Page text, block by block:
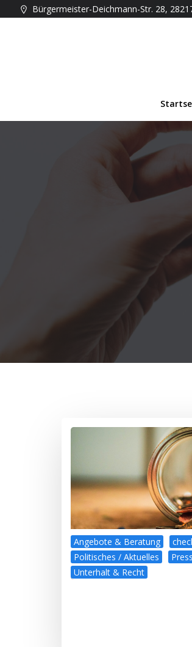
Inhalt
Bürgermeister-Deichmann-Str. 28,
Angebote & Beratung
Politisches / Aktuelles
Unterhalt & Recht